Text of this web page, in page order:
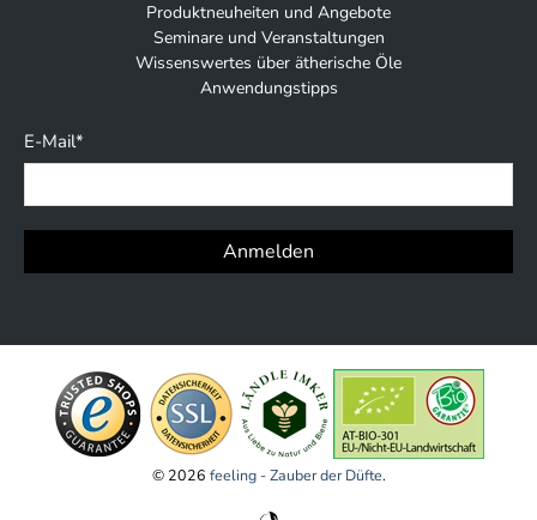
Produktneuheiten und Angebote
Seminare und Veranstaltungen
Wissenswertes über ätherische Öle
Anwendungstipps
E-Mail*
Anmelden
© 2026 feeling - Zauber der Düfte.